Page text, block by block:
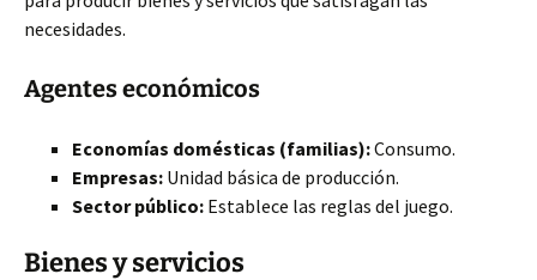
necesidades.
Agentes económicos
Economías domésticas (familias):Consumo.
Empresas: Unidad básica de producción.
Sector público: Establece las reglas del juego.
Bienes y servicios